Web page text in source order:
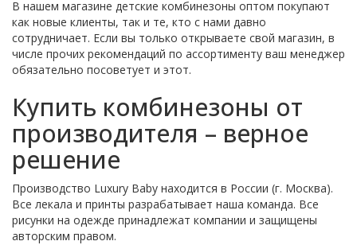
В нашем магазине детские комбинезоны оптом покупают
как новые клиенты, так и те, кто с нами давно
сотрудничает. Если вы только открываете свой магазин, в
числе прочих рекомендаций по ассортименту ваш менеджер
обязательно посоветует и этот.
Купить комбинезоны от
производителя – верное
решение
Производство Luxury Baby находится в России (г. Москва).
Все лекала и принты разрабатывает наша команда. Все
рисунки на одежде принадлежат компании и защищены
авторским правом.